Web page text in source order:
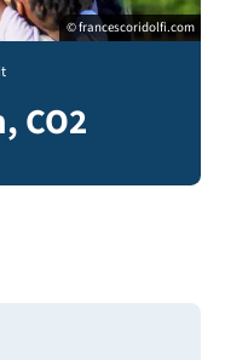
© francescoridolfi.com
CO2